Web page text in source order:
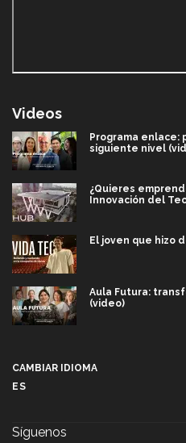
Videos
Programa enlace:
siguiente nivel
¿Quieres
Innovación del
El joven que hizo
Aula Futura:
(video)
CAMBIAR IDIOMA
ES
Síguenos